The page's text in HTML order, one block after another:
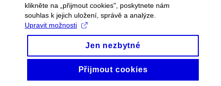
klikněte na „přijmout cookies", poskytnete nám
souhlas k jejich uložení, správě a analýze.
Upravit možnosti
Jen nezbytné
Přijmout cookies